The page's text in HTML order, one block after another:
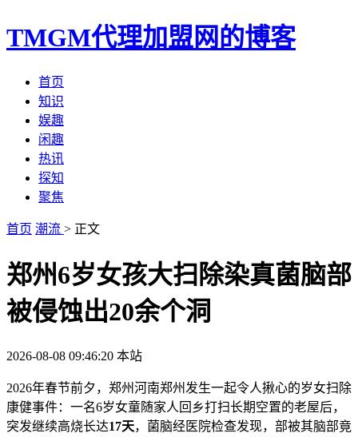
TMGM代理加盟网的博客
首页
知识
娱趣
闲趣
热讯
探知
聚焦
首页 潮流 > 正文
郑州6岁女孩大扫除染真菌脑部
被侵蚀出20余个洞
2026-08-08 09:46:20 本站
2026年春节前夕，郑州河南郑州发生一起令人揪心的岁女扫除
康健事件：一名6岁女童随家人回乡打扫长期空置的老屋后，
突发继续高烧长达17天，菌脑经医院检查发现，部被其脑部竟